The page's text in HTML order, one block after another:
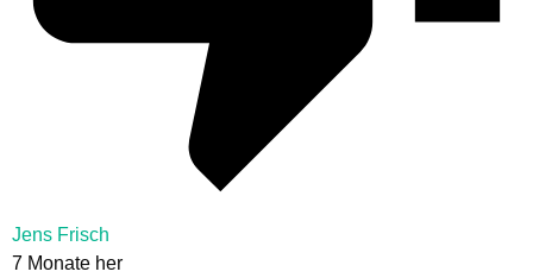
Jens Frisch
7 Monate her